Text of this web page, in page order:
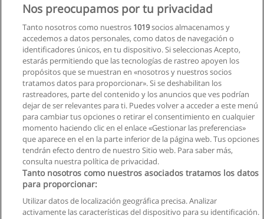
Solicita información
Nos preocupamos por tu privacidad
Tanto nosotros como nuestros 1019socios almacenamos y
accedemos a datos personales, como datos de navegación o
identificadores únicos, en tu dispositivo. Si seleccionas Acepto,
estarás permitiendo que las tecnologías de rastreo apoyen los
propósitos que se muestran en «nosotros y nuestros socios
tratamos datos para proporcionar». Si se deshabilitan los
rastreadores, parte del contenido y los anuncios que ves podrían
dejar de ser relevantes para ti. Puedes volver a acceder a este menú
para cambiar tus opciones o retirar el consentimiento en cualquier
momento haciendo clic en el enlace «Gestionar las preferencias»
que aparece en el en la parte inferior de la página web. Tus opciones
tendrán efecto dentro de nuestro Sitio web. Para saber más,
consulta nuestra política de privacidad.
Tanto nosotros como nuestros asociados tratamos los datos
para proporcionar:
Utilizar datos de localización geográfica precisa. Analizar
activamente las características del dispositivo para su identificación.